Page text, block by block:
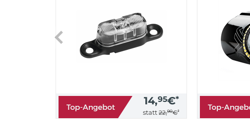
14,95€*
statt 22,90€*